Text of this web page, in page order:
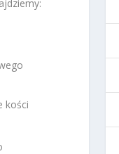
kości